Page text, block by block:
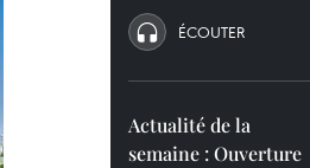
ÉCOUTER
Actualité de la
semaine : Ouverture